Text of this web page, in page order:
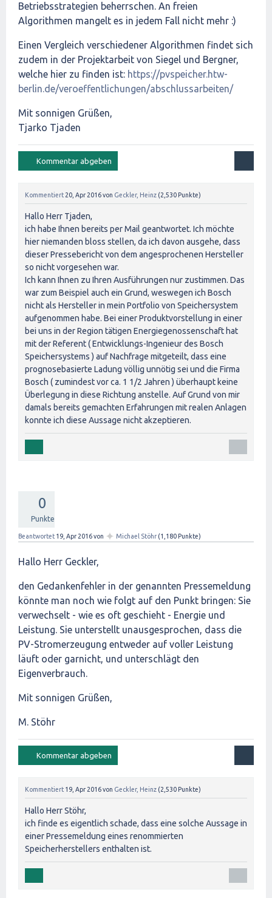
Betriebsstrategien beherrschen. An freien
Algorithmen mangelt es in jedem Fall nicht mehr :)
Einen Vergleich verschiedener Algorithmen findet sich
zudem in der Projektarbeit von Siegel und Bergner,
welche hier zu finden ist: https://pvspeicher.htw-
berlin.de/veroeffentlichungen/abschlussarbeiten/
Mit sonnigen Grüßen,
Tjarko Tjaden
Kommentiert 20, Apr 2016von Geckler, Heinz (2,530 Punkte)
Hallo Herr Tjaden,
ich habe Ihnen bereits per Mail geantwortet. Ich möchte
hier niemanden bloss stellen, da ich davon ausgehe, dass
dieser Pressebericht von dem angesprochenen Hersteller
so nicht vorgesehen war.
Ich kann Ihnen zu Ihren Ausführungen nur zustimmen. Das
war zum Beispiel auch ein Grund, weswegen ich Bosch
nicht als Hersteller in mein Portfolio von Speichersystem
aufgenommen habe. Bei einer Produktvorstellung in einer
bei uns in der Region tätigen Energiegenossenschaft hat
mit der Referent ( Entwicklungs-Ingenieur des Bosch
Speichersystems ) auf Nachfrage mitgeteilt, dass eine
prognosebasierte Ladung völlig unnötig sei und die Firma
Bosch ( zumindest vor ca. 1 1/2 Jahren ) überhaupt keine
Überlegung in diese Richtung anstelle. Auf Grund von mir
damals bereits gemachten Erfahrungen mit realen Anlagen
konnte ich diese Aussage nicht akzeptieren.
0
Punkte
Beantwortet 19, Apr 2016von ✦ Michael Stöhr (1,180 Punkte)
Hallo Herr Geckler,
den Gedankenfehler in der genannten Pressemeldung
könnte man noch wie folgt auf den Punkt bringen: Sie
verwechselt - wie es oft geschieht - Energie und
Leistung. Sie unterstellt unausgesprochen, dass die
PV-Stromerzeugung entweder auf voller Leistung
läuft oder garnicht, und unterschlägt den
Eigenverbrauch.
Mit sonnigen Grüßen,
M. Stöhr
Kommentiert 19, Apr 2016von Geckler, Heinz (2,530 Punkte)
Hallo Herr Stöhr,
ich finde es eigentlich schade, dass eine solche Aussage in
einer Pressemeldung eines renommierten
Speicherherstellers enthalten ist.